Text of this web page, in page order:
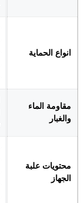
انواع الحماية
مقاومة الماء
والغبار
محتويات علبة
الجهاز